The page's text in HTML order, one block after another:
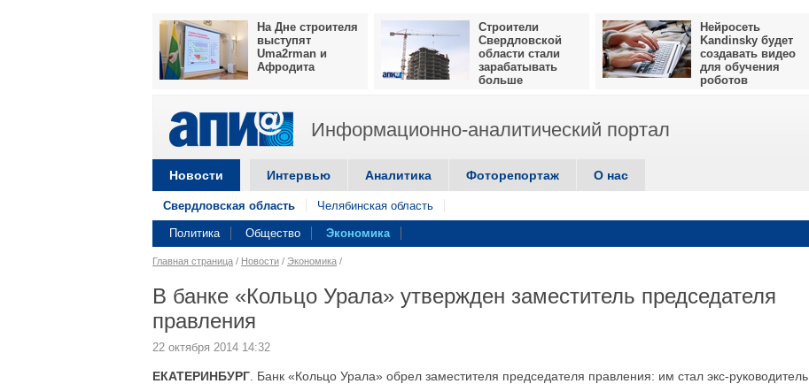
На Дне строителя
выступят
Uma2rman и
Афродита
Строители
Свердловской
области стали
зарабатывать
больше
Нейросеть
Kandinsky будет
создавать видео
для обучения
роботов
Информационно-аналитический портал
Новости Интервью Аналитика Фоторепортаж О нас
Свердловская область Челябинская область
Политика Общество Экономика
Главная страница / Новости / Экономика /
В банке «Кольцо Урала» утвержден заместитель председателя
правления
22 октября 2014 14:32
ЕКАТЕРИНБУРГ . Банк «Кольцо Урала» обрел заместителя председателя правления: им стал экс-руководитель